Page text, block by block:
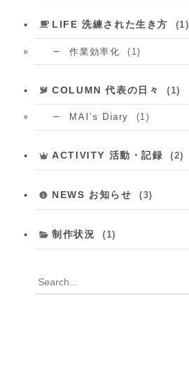
LIFE 洗練された生き方 (1)
作業効率化 (1)
COLUMN 代表の日々 (1)
MAI’s Diary (1)
ACTIVITY 活動・記録 (2)
NEWS お知らせ (3)
制作状況 (1)